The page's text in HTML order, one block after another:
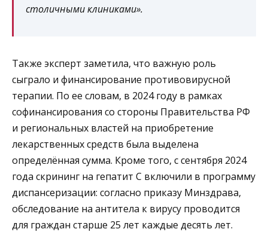
столичными клиниками».
Также эксперт заметила, что важную роль
сыграло и финансирование противовирусной
терапии. По ее словам, в 2024 году в рамках
софинансирования со стороны Правительства РФ
и региональных властей на приобретение
лекарственных средств была выделена
определённая сумма. Кроме того, с сентября 2024
года скрининг на гепатит С включили в программу
диспансеризации: согласно приказу Минздрава,
обследование на антитела к вирусу проводится
для граждан старше 25 лет каждые десять лет.